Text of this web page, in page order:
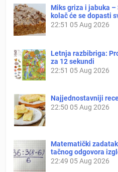
Miks griza i jabuka –
kolač će se dopasti
22:51 05 Aug 2026
Letnja razbibriga:
za 12 sekundi
22:51 05 Aug 2026
Najjednostavniji
22:50 05 Aug 2026
Matematički
tačnog odgovora
22:49 05 Aug 2026